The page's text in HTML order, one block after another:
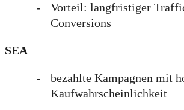
Vorteil: langfristiger
Conversions
SEA
bezahlte Kampagnen mit
Kaufwahrscheinlichkeit